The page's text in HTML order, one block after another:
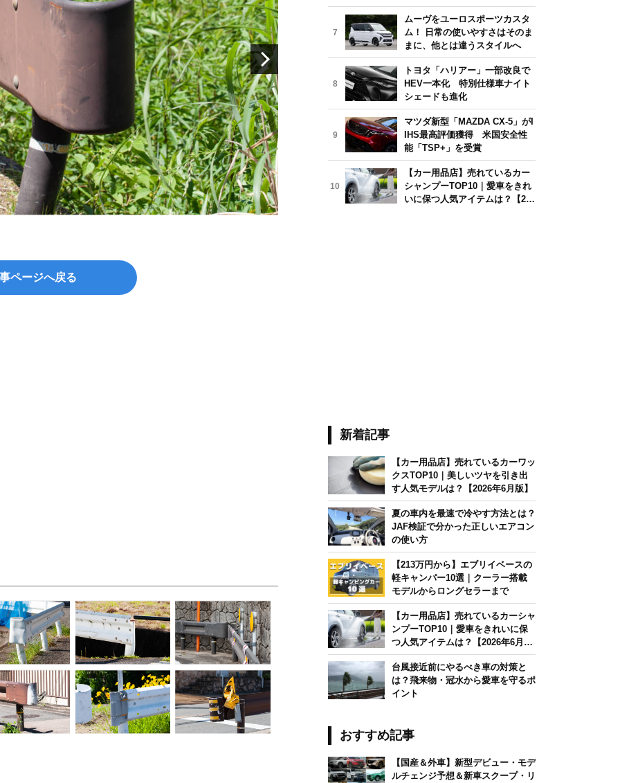
ページへ戻る
動体験
7
ムーヴをユーロスポーツカスタ
ム！ 日常の使いやすさはそのま
まに、他とは違うスタイルへ
8
トヨタ「ハリアー」一部改良で
HEV一本化 特別仕様車ナイト
シェードも進化
9
マツダ新型「MAZDA CX-5」がI
IHS最高評価獲得 米国安全性
能「TSP+」を受賞
10
【カー用品店】売れているカー
シャンプーTOP10｜愛車をきれ
いに保つ人気アイテムは？【202
新着記事
【カー用品店】売れているカーワッ
クスTOP10｜美しいツヤを引き出
す人気モデルは？【2026年6月版】
夏の車内を最速で冷やす方法とは？
JAF検証で分かった正しいエアコン
の使い方
【213万円から】エブリイベースの
軽キャンパー10選｜クーラー搭載
モデルからロングセラーまで
【カー用品店】売れているカーシャ
ンプーTOP10｜愛車をきれいに保
つ人気アイテムは？【2026年6月
版】
台風接近前にやるべき車の対策と
は？飛来物・冠水から愛車を守るポ
イント
おすすめ記事
【国産＆外車】新型デビュー・モデ
ルチェンジ予想＆新車スクープ・リ